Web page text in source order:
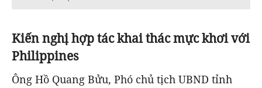
Kiến nghị hợp tác khai thác mực khơi với
Philippines
Ông Hồ Quang Bửu, Phó chủ tịch UBND tỉnh